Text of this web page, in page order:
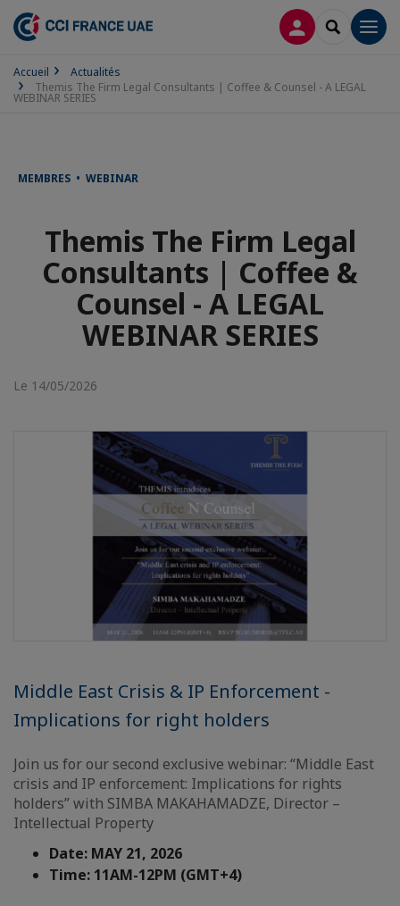
CONNEXION
Accueil
Actualités
Themis The Firm Legal Consultants | Coffee & Counsel - A LEGAL
WEBINAR SERIES
MEMBRES • WEBINAR
Themis The Firm Legal
Consultants | Coffee &
Counsel - A LEGAL
WEBINAR SERIES
Le 14/05/2026
Middle East Crisis & IP Enforcement -
Implications for right holders
Join us for our second exclusive webinar: “Middle East
crisis and IP enforcement: Implications for rights
holders” with SIMBA MAKAHAMADZE, Director –
Intellectual Property
Date: MAY 21, 2026
Time: 11AM-12PM (GMT+4)